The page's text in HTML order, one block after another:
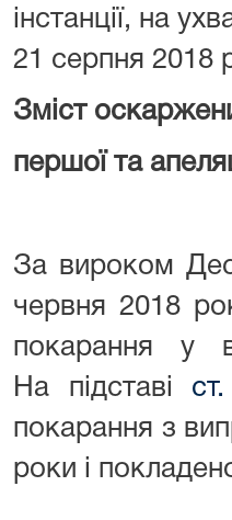
інстанції, на
21 серпня
Зміст
першої та
За вироком
червня 2018
покарання у
На підставі
покарання з
роки і